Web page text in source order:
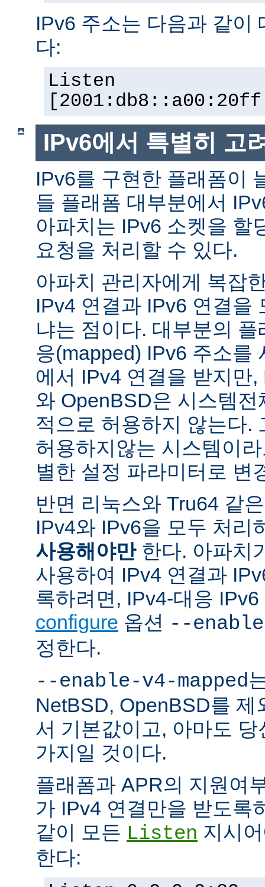
IPv6 주소는 다음과 같이
다:
Listen
IPv6에서 특별히 고
IPv6를 구현한 플래폼이
들 플래폼 대부분에서
아파치는 IPv6 소켓을 할
요청을 처리할 수 있다.
아파치 관리자에게 복잡
IPv4 연결과 IPv6 연결을
냐는 점이다. 대부분의
응(mapped) IPv6 주소를
에서 IPv4 연결을 받지만
와 OpenBSD은 시스템
적으로 허용하지 않는다.
허용하지않는 시스템이
별한 설정 파라미터로 변
반면 리눅스와 Tru64 같
IPv4와 IPv6을 모두 처리
사용해야만한다. 아파치
사용하여 IPv4 연결과
록하려면, IPv4-대응
configure 옵션 --
정한다.
--enable-v4-mapped
NetBSD, OpenBSD를 제
서 기본값이고, 아마도
가지일 것이다.
플래폼과 APR의 지원여
가 IPv4 연결만을 받도록
같이 모든 Listen 지시
한다: